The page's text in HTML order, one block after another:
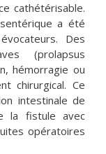
cathétérisable.
a été
Des
(prolapsus
hémorragie ou
chirurgical. Ce
intestinale de
la fistule avec
opératoires